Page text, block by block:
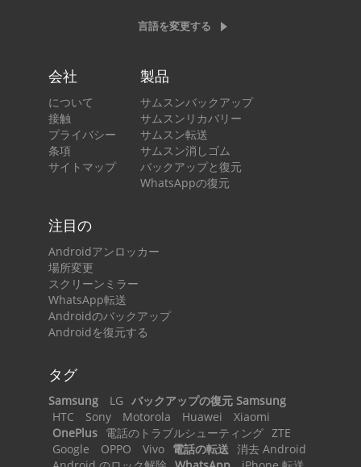
言語を変更する
会社
について
接触
プライバシー
条項
サイトマップ
製品
サムスンバックアップ
サムスンリカバリー
サムスン転送
サムスン消しゴム
バックアップと復元
WhatsAppの復元
注目の
Androidアンロッカー
場所変更
スクリーンミラー
WhatsApp転送
Androidのバックアップ
Androidを復元する
タグ
Samsung LG バックアップの復元 Samsung
HTC
Sony Motorola Huawei
Xiaomi
OnePlus 電話のトラブルシューティング ZTE
Google
OPPO Vivo 電話の転送 消去 Android